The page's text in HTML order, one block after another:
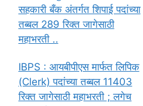
सहकारी बँक अंतर्गत शिपाई पदांच्या
तब्बल 289 रिक्त जागेसाठी
महाभरती ..
IBPS : आयबीपीएस मार्फत लिपिक
(Clerk) पदांच्या तब्बल 11403
रिक्त जागेसाठी महाभरती ; लगेच